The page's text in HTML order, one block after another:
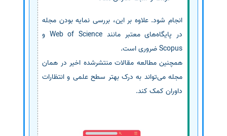
انجام شود. علاوه بر این، بررسی نمایه بودن مجله
در پایگاه‌های معتبر مانند Web of Science و
Scopus ضروری است.
همچنین مطالعه مقالات منتشرشده اخیر در همان
مجله می‌تواند به درک بهتر سطح علمی و انتظارات
داوران کمک کند.